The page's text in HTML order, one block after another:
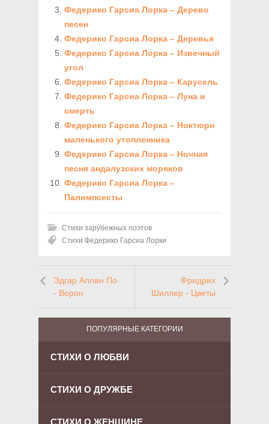
Федерико Гарсиа Лорка – Дерево
песен
Федерико Гарсиа Лорка – Деревья
Федерико Гарсиа Лорка – Извечный
угол
Федерико Гарсиа Лорка – Карусель
Федерико Гарсиа Лорка – Луна и
смерть
Федерико Гарсиа Лорка – Ноктюрн
маленького утопленника
Федерико Гарсиа Лорка – Ночная
песня андалузских моряков
Федерико Гарсиа Лорка –
Палимпсесты
Стихи зарубежных поэтов
Стихи Федерико Гарсиа Лорки
Эдгар Аллан По
- Ворон
Фридрих
Шиллер - Цветы
ПОПУЛЯРНЫЕ КАТЕГОРИИ
СТИХИ О ЛЮБВИ
СТИХИ О ДРУЖБЕ
СТИХИ О ЖЕНЩИНЕ